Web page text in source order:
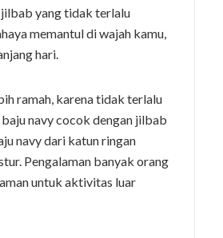
jilbab yang tidak terlalu
memantul di wajah kamu,
hari.
ramah, karena tidak terlalu
navy cocok dengan jilbab
navy dari katun ringan
Pengalaman banyak orang
untuk aktivitas luar